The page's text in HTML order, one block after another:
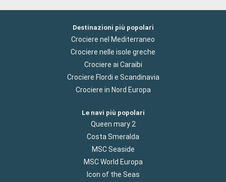
Destinazioni più popolari
Crociere nel Mediterraneo
Crociere nelle isole greche
Crociere ai Caraibi
Crociere Flordi e Scandinavia
Crociere in Nord Europa
Le navi più popolari
Queen mary 2
Costa Smeralda
MSC Seaside
MSC World Europa
Icon of the Seas